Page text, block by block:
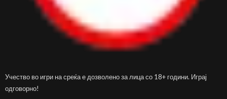
Учество во игри на среќа е дозволено за лица со 18+ години. Играј
одговорно!